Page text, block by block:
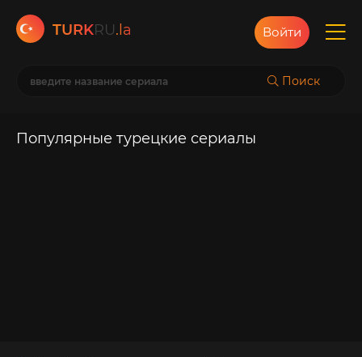
TURKRU.la
Поиск
Войти
Популярные турецкие сериалы